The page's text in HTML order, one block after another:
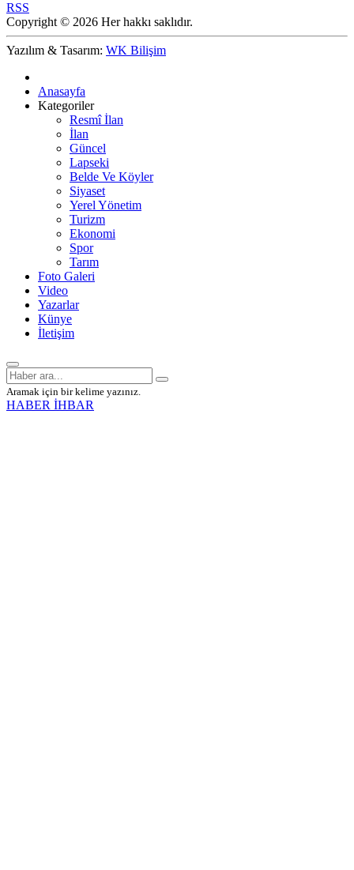
RSS
Copyright © 2026 Her hakkı saklıdır.
Yazılım & Tasarım: WK Bilişim
Anasayfa
Kategoriler
Resmî İlan
İlan
Güncel
Lapseki
Belde Ve Köyler
Siyaset
Yerel Yönetim
Turizm
Ekonomi
Spor
Tarım
Foto Galeri
Video
Yazarlar
Künye
İletişim
Aramak için bir kelime yazınız.
HABER İHBAR